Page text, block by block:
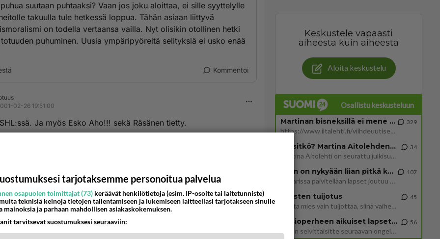
suutaan puhtaaksi? Vaan jos joku aloittaa, ei sille syyttelylle
takuulla tule hetkessä loppua. Tähän asiaan liittyvä
on todella vertaansa vailla. Nyt olisikin otollinen hetki
puhuminen. Uusia ympäripyöreitä selityksiä ei usko enää
Kommentoi
02-26 19:51:00
Ja myös Esko Aho!!! sekä Räsänen tietty.
Kommentoi aloitusta...
Ketjusta on poistettu0sääntöjenvastaista viestiä.
Takaisin ylös
Keskustele vapaasti
aiheesta kuin aiheesta
Aloita keskustelu
Osallistu keskusteluun
Martinan bisneksillä ei mene hyvin
https://www.iltalehti.fi/viihdeuutiset/a/c46da6ab-340f-4790-aaa7-0865eed2336 Yrityksen konkurssihakemus on tullut kärä
329
Tiesitkö? Martina Aitolehden isäpuoli on tämä suosittu laulaja
Martina Aitolehti on seurattu julkisuuden henkilö. Lähipiiriin mahtuu muitakin tunnettuja henkilöitä. Tiesitkö, että Ma
34
2 km on nykyään liian pitkä koulumatka
Hesarissa päivitellään lapset joutuu nyt kulkemaan 2 km kouluun jösses. Ruostefillarilla tuo matka menee vaikka miten äk
107
Miesten tuijotus
Mutta mies vain tuijottaa, siinä vaiheessa käännän itse pään pois. Mikä juttu? Yleensä jos joku tuijottaa tai katsoo, hä
45
Uusioperheen aikuiset lapset tyhjentää jääkaapin käydessään
Miten selvittäisitte seuraavan ongelman, meillä on uusioperhe, minulla teini-ikäiset lapset ja puolisolla aikuiset, jotk
56
tarjotaksemme personoitua palvelua
osapuolen toimittajat (73) keräävät henkilötietoja (esim. IP-osoite tai laitetunniste)
teknisiä keinoja tietojen tallentamiseen ja lukemiseen laitteellasi tarjotakseen sinulle
ja parhaan mahdollisen asiakaskokemuksen.
tarvitsevat suostumuksesi seuraaviin: